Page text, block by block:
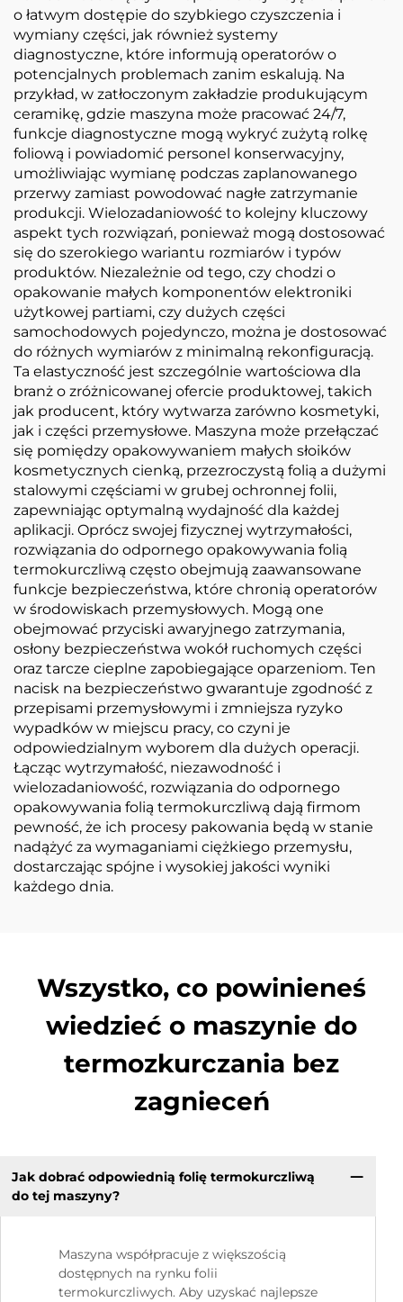
o łatwym dostępie do szybkiego czyszczenia i
wymiany części, jak również systemy
diagnostyczne, które informują operatorów o
potencjalnych problemach zanim eskalują. Na
przykład, w zatłoczonym zakładzie produkującym
ceramikę, gdzie maszyna może pracować 24/7,
funkcje diagnostyczne mogą wykryć zużytą rolkę
foliową i powiadomić personel konserwacyjny,
umożliwiając wymianę podczas zaplanowanego
przerwy zamiast powodować nagłe zatrzymanie
produkcji. Wielozadaniowość to kolejny kluczowy
aspekt tych rozwiązań, ponieważ mogą dostosować
się do szerokiego wariantu rozmiarów i typów
produktów. Niezależnie od tego, czy chodzi o
opakowanie małych komponentów elektroniki
użytkowej partiami, czy dużych części
samochodowych pojedynczo, można je dostosować
do różnych wymiarów z minimalną rekonfiguracją.
Ta elastyczność jest szczególnie wartościowa dla
branż o zróżnicowanej ofercie produktowej, takich
jak producent, który wytwarza zarówno kosmetyki,
jak i części przemysłowe. Maszyna może przełączać
się pomiędzy opakowywaniem małych słoików
kosmetycznych cienką, przezroczystą folią a dużymi
stalowymi częściami w grubej ochronnej folii,
zapewniając optymalną wydajność dla każdej
aplikacji. Oprócz swojej fizycznej wytrzymałości,
rozwiązania do odpornego opakowywania folią
termokurczliwą często obejmują zaawansowane
funkcje bezpieczeństwa, które chronią operatorów
w środowiskach przemysłowych. Mogą one
obejmować przyciski awaryjnego zatrzymania,
osłony bezpieczeństwa wokół ruchomych części
oraz tarcze cieplne zapobiegające oparzeniom. Ten
nacisk na bezpieczeństwo gwarantuje zgodność z
przepisami przemysłowymi i zmniejsza ryzyko
wypadków w miejscu pracy, co czyni je
odpowiedzialnym wyborem dla dużych operacji.
Łącząc wytrzymałość, niezawodność i
wielozadaniowość, rozwiązania do odpornego
opakowywania folią termokurczliwą dają firmom
pewność, że ich procesy pakowania będą w stanie
nadążyć za wymaganiami ciężkiego przemysłu,
dostarczając spójne i wysokiej jakości wyniki
każdego dnia.
Wszystko, co powinieneś
wiedzieć o maszynie do
termozkurczania bez
zagnieceń
Jak dobrać odpowiednią folię termokurczliwą
do tej maszyny?
Maszyna współpracuje z większością
dostępnych na rynku folii
termokurczliwych. Aby uzyskać najlepsze